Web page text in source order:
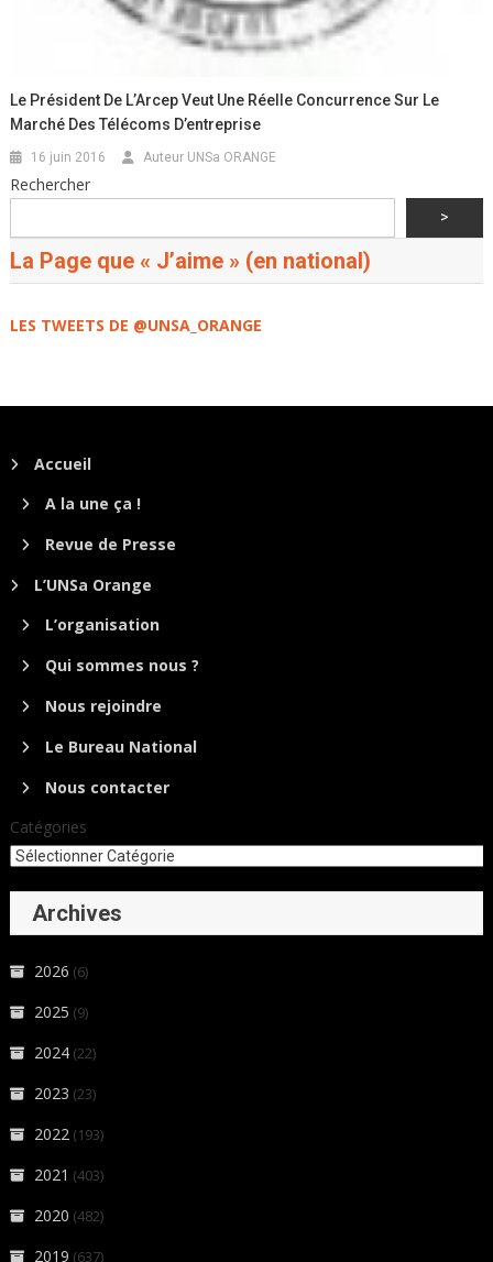
Le Président De L’Arcep Veut Une Réelle Concurrence Sur Le
Marché Des Télécoms D’entreprise
16 juin 2016 Auteur UNSa ORANGE
Rechercher
>
La Page que « J’aime » (en national)
LES TWEETS DE @UNSA_ORANGE
Accueil
A la une ça !
Revue de Presse
L’UNSa Orange
L’organisation
Qui sommes nous ?
Nous rejoindre
Le Bureau National
Nous contacter
Catégories
Archives
2026 (6)
2025 (9)
2024 (22)
2023 (23)
2022 (193)
2021 (403)
2020 (482)
2019 (637)